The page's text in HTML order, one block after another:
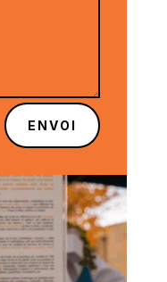
ENVOI